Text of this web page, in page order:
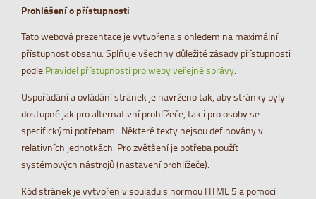
Prohlášení o přístupnosti
Tato webová prezentace je vytvořena s ohledem na maximální
přístupnost obsahu. Splňuje všechny důležité zásady přístupnosti
podle Pravidel přístupnosti pro weby veřejné správy.
Uspořádání a ovládání stránek je navrženo tak, aby stránky byly
dostupné jak pro alternativní prohlížeče, tak i pro osoby se
specifickými potřebami. Některé texty nejsou definovány v
relativních jednotkách. Pro zvětšení je potřeba použít
systémových nástrojů (nastavení prohlížeče).
Kód stránek je vytvořen v souladu s normou HTML 5 a pomocí